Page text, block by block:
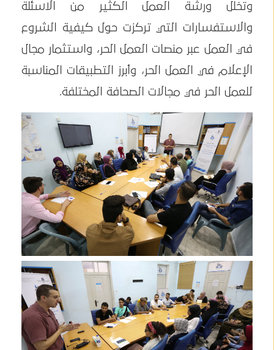
وتخلل ورشة العمل الكثير من الاسئلة
والاستفسارات التي تركزت حول كيفية الشروع
في العمل عبر منصات العمل الحر، واستثمار مجال
الإعلام في العمل الحر، وأبرز التطبيقات المناسبة
للعمل الحر في مجالات الصحافة المختلفة.